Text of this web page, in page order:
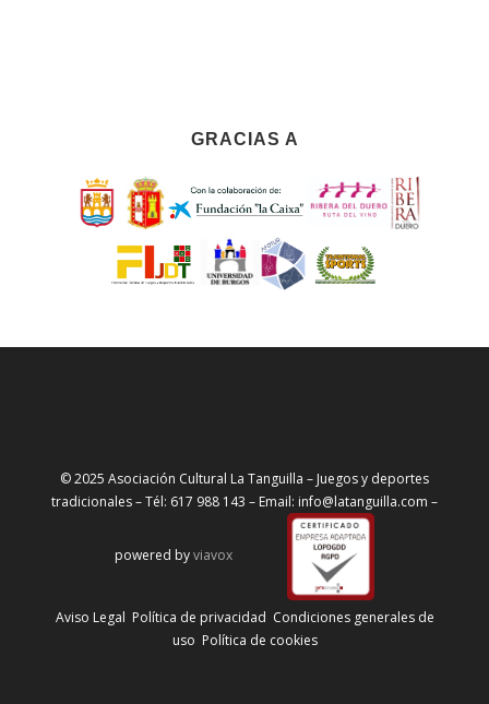
GRACIAS A
© 2025 Asociación Cultural La Tanguilla – Juegos y deportes
tradicionales – Tél: 617 988 143 – Email: info@latanguilla.com –
powered byviavox
Aviso Legal Política de privacidad Condiciones generales de
uso Política de cookies